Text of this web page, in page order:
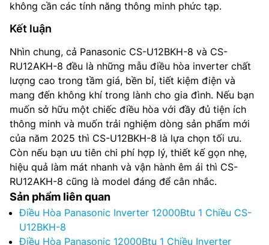
không cần các tính năng thông minh phức tạp.
Kết luận
Nhìn chung, cả Panasonic CS-U12BKH-8 và CS-
RU12AKH-8 đều là những mẫu điều hòa inverter chất
lượng cao trong tầm giá, bền bỉ, tiết kiệm điện và
mang đến không khí trong lành cho gia đình. Nếu bạn
muốn sở hữu một chiếc điều hòa với đầy đủ tiện ích
thông minh và muốn trải nghiệm dòng sản phẩm mới
của năm 2025 thì CS-U12BKH-8 là lựa chọn tối ưu.
Còn nếu bạn ưu tiên chi phí hợp lý, thiết kế gọn nhẹ,
hiệu quả làm mát nhanh và vận hành êm ái thì CS-
RU12AKH-8 cũng là model đáng để cân nhắc.
Sản phẩm liên quan
Điều Hòa Panasonic Inverter 12000Btu 1 Chiều CS-
U12BKH-8
Điều Hòa Panasonic 12000Btu 1 Chiều Inverter